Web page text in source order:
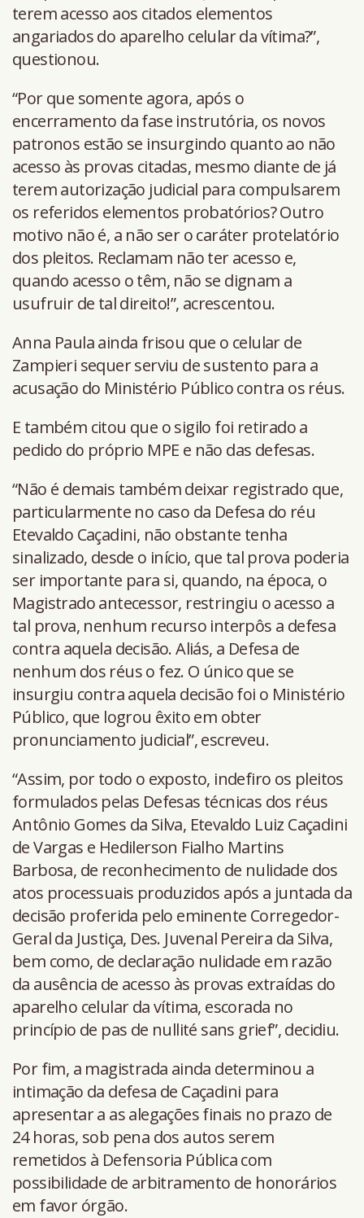
terem acesso aos citados elementos
angariados do aparelho celular da vítima?”,
questionou.
“Por que somente agora, após o
encerramento da fase instrutória, os novos
patronos estão se insurgindo quanto ao não
acesso às provas citadas, mesmo diante de já
terem autorização judicial para compulsarem
os referidos elementos probatórios? Outro
motivo não é, a não ser o caráter protelatório
dos pleitos. Reclamam não ter acesso e,
quando acesso o têm, não se dignam a
usufruir de tal direito!”, acrescentou.
Anna Paula ainda frisou que o celular de
Zampieri sequer serviu de sustento para a
acusação do Ministério Público contra os réus.
E também citou que o sigilo foi retirado a
pedido do próprio MPE e não das defesas.
“Não é demais também deixar registrado que,
particularmente no caso da Defesa do réu
Etevaldo Caçadini, não obstante tenha
sinalizado, desde o início, que tal prova poderia
ser importante para si, quando, na época, o
Magistrado antecessor, restringiu o acesso a
tal prova, nenhum recurso interpôs a defesa
contra aquela decisão. Aliás, a Defesa de
nenhum dos réus o fez. O único que se
insurgiu contra aquela decisão foi o Ministério
Público, que logrou êxito em obter
pronunciamento judicial”, escreveu.
“Assim, por todo o exposto, indefiro os pleitos
formulados pelas Defesas técnicas dos réus
Antônio Gomes da Silva, Etevaldo Luiz Caçadini
de Vargas e Hedilerson Fialho Martins
Barbosa, de reconhecimento de nulidade dos
atos processuais produzidos após a juntada da
decisão proferida pelo eminente Corregedor-
Geral da Justiça, Des. Juvenal Pereira da Silva,
bem como, de declaração nulidade em razão
da ausência de acesso às provas extraídas do
aparelho celular da vítima, escorada no
princípio de pas de nullité sans grief”, decidiu.
Por fim, a magistrada ainda determinou a
intimação da defesa de Caçadini para
apresentar a as alegações finais no prazo de
24 horas, sob pena dos autos serem
remetidos à Defensoria Pública com
possibilidade de arbitramento de honorários
em favor órgão.